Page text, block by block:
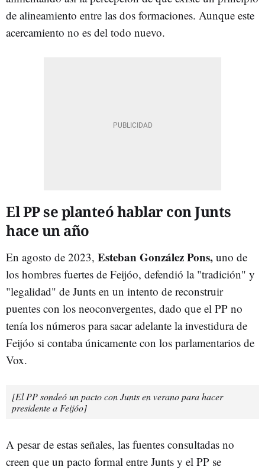
de alineamiento entre las dos formaciones. Aunque este
acercamiento no es del todo nuevo.
El PP se planteó hablar con Junts
hace un año
En agosto de 2023, Esteban González Pons, uno de
los hombres fuertes de Feijóo, defendió la "tradición" y
"legalidad" de Junts en un intento de reconstruir
puentes con los neoconvergentes, dado que el PP no
tenía los números para sacar adelante la investidura de
Feijóo si contaba únicamente con los parlamentarios de
Vox.
[El PP sondeó un pacto con Junts en verano para hacer
presidente a Feijóo]
A pesar de estas señales, las fuentes consultadas no
creen que un pacto formal entre Junts y el PP se